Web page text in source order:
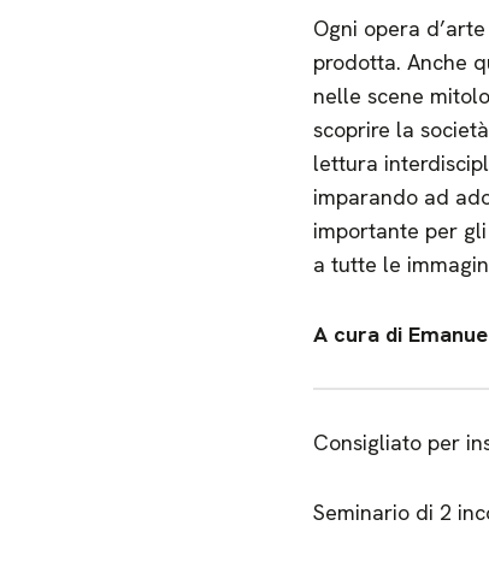
Ogni opera
prodotta. Anche
nelle scene
scoprire la
lettura
imparando ad
importante per
a tutte le
A cura di
Consigliato per
Seminario di 2